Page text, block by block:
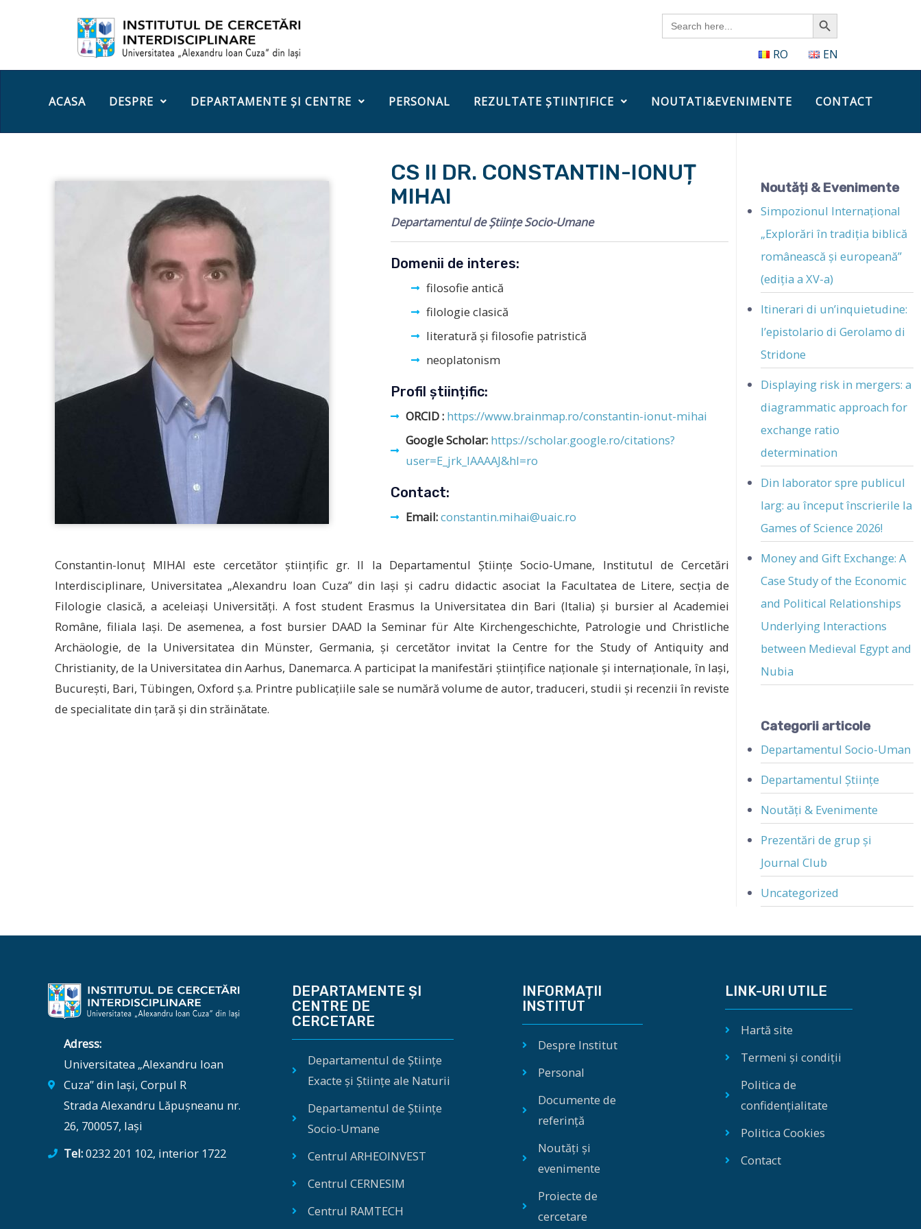
Search
for:
Search Button
RO EN
ACASA DESPRE DEPARTAMENTE ȘI CENTRE PERSONAL REZULTATE ȘTIINȚIFICE NOUTATI&EVENIMENTE CONTACT
CS II DR. CONSTANTIN-IONUȚ
MIHAI
Departamentul de Științe Socio-Umane
Domenii de interes:
filosofie antică
filologie clasică
literatură și filosofie patristică
neoplatonism
Profil științific:
ORCID : https://www.brainmap.ro/constantin-ionut-mihai
Google Scholar: https://scholar.google.ro/citations?
user=E_jrk_IAAAAJ&hl=ro
Contact:
Email:constantin.mihai@uaic.ro
Constantin-Ionuț MIHAI este cercetător științific gr. II la Departamentul Științe Socio-Umane, Institutul de Cercetări
Interdisciplinare, Universitatea „Alexandru Ioan Cuza” din Iași și cadru didactic asociat la Facultatea de Litere, secția de
Filologie clasică, a aceleiași Universități. A fost student Erasmus la Universitatea din Bari (Italia) și bursier al Academiei
Române, filiala Iași. De asemenea, a fost bursier DAAD la Seminar für Alte Kirchengeschichte, Patrologie und Christliche
Archäologie, de la Universitatea din Münster, Germania, și cercetător invitat la Centre for the Study of Antiquity and
Christianity, de la Universitatea din Aarhus, Danemarca. A participat la manifestări științifice naționale și internaționale, în Iași,
București, Bari, Tübingen, Oxford ș.a. Printre publicațiile sale se numără volume de autor, traduceri, studii și recenzii în reviste
de specialitate din țară și din străinătate.
Noutăți & Evenimente
Simpozionul Internațional
„Explorări în tradiția biblică
românească și europeană”
(ediția a XV-a)
Itinerari di un’inquietudine:
l’epistolario di Gerolamo di
Stridone
Displaying risk in mergers: a
diagrammatic approach for
exchange ratio
determination
Din laborator spre publicul
larg: au început înscrierile la
Games of Science 2026!
Money and Gift Exchange: A
Case Study of the Economic
and Political Relationships
Underlying Interactions
between Medieval Egypt and
Nubia
Categorii articole
Departamentul Socio-Uman
Departamentul Științe
Noutăți & Evenimente
Prezentări de grup și
Journal Club
Uncategorized
Adress:
Universitatea „Alexandru Ioan
Cuza” din Iași, Corpul R
Strada Alexandru Lăpușneanu nr.
26, 700057, Iași
Tel:0232 201 102, interior 1722
DEPARTAMENTE ȘI
CENTRE DE
CERCETARE
Departamentul de Științe
Exacte și Științe ale Naturii
Departamentul de Științe
Socio-Umane
Centrul ARHEOINVEST
Centrul CERNESIM
Centrul RAMTECH
INFORMAȚII
INSTITUT
Despre Institut
Personal
Documente de
referință
Noutăți și
evenimente
Proiecte de
cercetare
LINK-URI UTILE
Hartă site
Termeni și condiții
Politica de
confidențialitate
Politica Cookies
Contact